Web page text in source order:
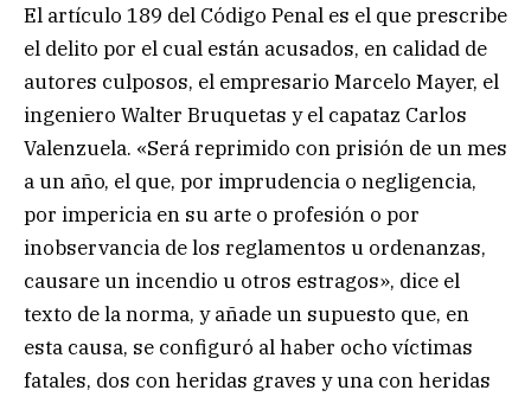
El artículo 189 del Código Penal es el que prescribe
el delito por el cual están acusados, en calidad de
autores culposos, el empresario Marcelo Mayer, el
ingeniero Walter Bruquetas y el capataz Carlos
Valenzuela. «Será reprimido con prisión de un mes
a un año, el que, por imprudencia o negligencia,
por impericia en su arte o profesión o por
inobservancia de los reglamentos u ordenanzas,
causare un incendio u otros estragos», dice el
texto de la norma, y añade un supuesto que, en
esta causa, se configuró al haber ocho víctimas
fatales, dos con heridas graves y una con heridas